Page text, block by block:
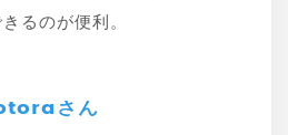
の動画保存だけでな
本当に助かります。
藤さん
るのが便利。
さん
ね。
子さん